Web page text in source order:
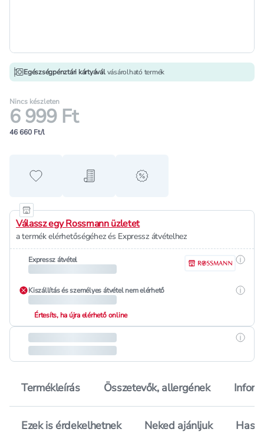
Egészségpénztári kártyáválvásárolható termék
Nincs készleten
6 999 Ft
46 660 Ft/l
Hozzáadás a kedvencekhez
Hozzáadás a bevásárló listához
alert when on sale
Válassz egy Rossmann üzletet
a termék elérhetőségéhez és Expressz átvételhez
Expressz átvétel
Kiszállítás és személyes átvétel nem elérhető
Értesíts, ha újra elérhető online
Termékleírás Összetevők, allergének
Ezek is érdekelhetnek Neked ajánljuk